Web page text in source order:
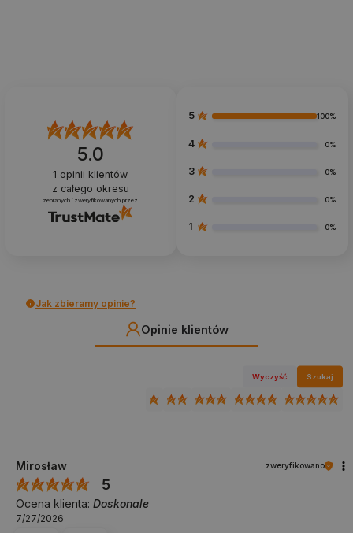
5.0
1 opinii klientów
z całego okresu
zebranych i zweryfikowanych przez
5 100%
4 0%
3 0%
2 0%
1 0%
Jak zbieramy opinie?
Opinie klientów
Wyczyść Szukaj
Mirosław zweryfikowano
5
Ocena klienta: Doskonale
7/27/2026